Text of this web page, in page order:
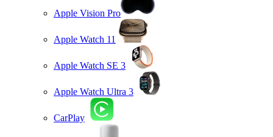
Apple Vision Pro
Apple Watch 11
Apple Watch SE 3
Apple Watch Ultra 3
CarPlay